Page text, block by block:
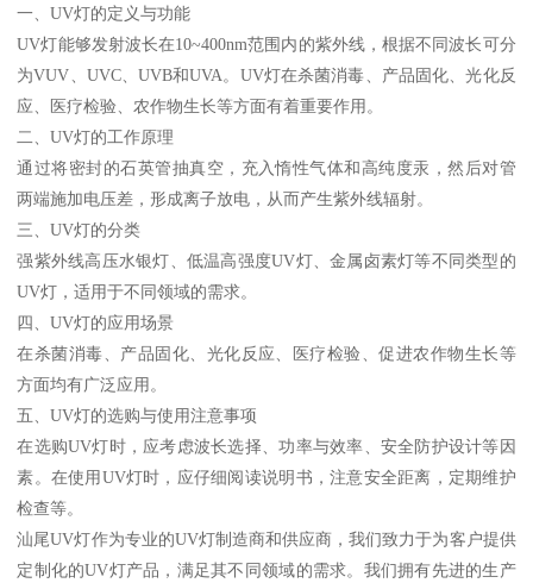
一、UV灯的定义与功能
UV灯能够发射波长在10~400nm范围内的紫外线，根据不同波长可分
为VUV、UVC、UVB和UVA。UV灯在杀菌消毒、产品固化、光化反
应、医疗检验、农作物生长等方面有着重要作用。
二、UV灯的工作原理
通过将密封的石英管抽真空，充入惰性气体和高纯度汞，然后对管
两端施加电压差，形成离子放电，从而产生紫外线辐射。
三、UV灯的分类
强紫外线高压水银灯、低温高强度UV灯、金属卤素灯等不同类型的
UV灯，适用于不同领域的需求。
四、UV灯的应用场景
在杀菌消毒、产品固化、光化反应、医疗检验、促进农作物生长等
方面均有广泛应用。
五、UV灯的选购与使用注意事项
在选购UV灯时，应考虑波长选择、功率与效率、安全防护设计等因
素。在使用UV灯时，应仔细阅读说明书，注意安全距离，定期维护
检查等。
汕尾UV灯作为专业的UV灯制造商和供应商，我们致力于为客户提供
定制化的UV灯产品，满足其不同领域的需求。我们拥有先进的生产